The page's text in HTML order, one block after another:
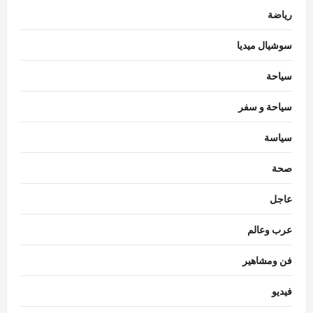
رياضة
سوشيال ميديا
سياحة
سياحة و سفر
سياسة
صحة
عاجل
عرب وعالم
فن ومشاهير
فيديو
3
محافظات
خريجي طب الأسنان
4